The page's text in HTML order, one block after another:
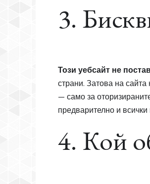
3.
Този уебсайт не
страни. Затова на
— само за
предварително и
4. Кой